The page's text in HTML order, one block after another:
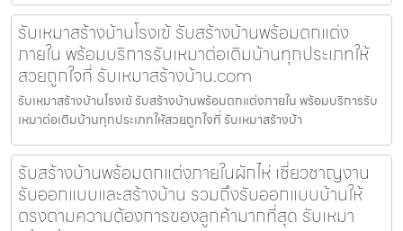
รับเหมาสร้างบ้านโรงเข้ รับสร้างบ้านพร้อมตกแต่ง
ภายใน พร้อมบริการรับเหมาต่อเติมบ้านทุกประเภทให้
สวยถูกใจที่ รับเหมาสร้างบ้าน.com
รับเหมาสร้างบ้านโรงเข้ รับสร้างบ้านพร้อมตกแต่งภายใน พร้อมบริการรับ
เหมาต่อเติมบ้านทุกประเภทให้สวยถูกใจที่ รับเหมาสร้างบ้า
รับสร้างบ้านพร้อมตกแต่งภายในผักไห่ เชี่ยวชาญงาน
รับออกแบบและสร้างบ้าน รวมถึงรับออกแบบบ้านให้
ตรงตามความต้องการของลูกค้ามากที่สุด รับเหมา